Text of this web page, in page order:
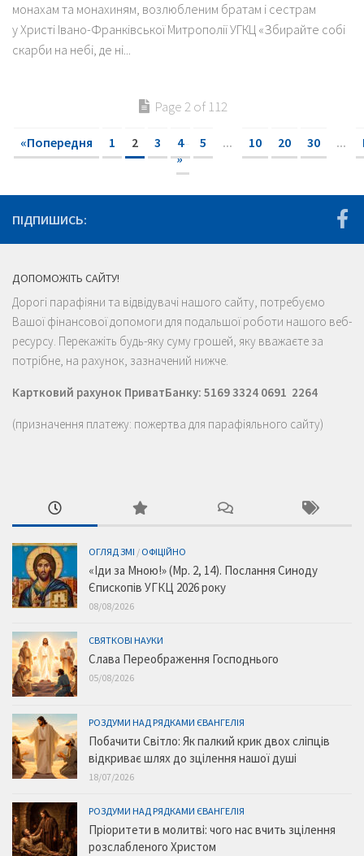
монахам та монахиням, возлюбленим братам і сестрам
у Христі Івано-Франківської Митрополії УГКЦ «Збирайте собі
скарби на небі, де ні...
Page 2 of 112
«Попередня 1 2 3 4 5 ... 10 20 30 ...
»
ПІДПИШИСЬ:
ДОПОМОЖІТЬ САЙТУ!
Дорогі парафіяни та відвідувачі нашого сайту, потребуємо
Вашої фінансової допомоги для подальшої роботи нашого веб-
ресурсу. Перекажіть будь-яку суму грошей, яку вважаєте за
потрібне, на рахунок, зазначений нижче.
Картковий рахунок ПриватБанку: 5169 3324 0691 2264
(призначення платежу: пожертва для парафіяльного сайту)
ОГЛЯД ЗМІ / ОФІЦІЙНО
«Іди за Мною!» (Мр. 2, 14). Послання Синоду
Єпископів УГКЦ 2026 року
08/08/2026
СВЯТКОВІ НАУКИ
Слава Переображення Господнього
05/08/2026
РОЗДУМИ НАД РЯДКАМИ ЄВАНГЕЛІЯ
Побачити Світло: Як палкий крик двох сліпців
відкриває шлях до зцілення нашої душі
18/07/2026
РОЗДУМИ НАД РЯДКАМИ ЄВАНГЕЛІЯ
Пріоритети в молитві: чого нас вчить зцілення
розслабленого Христом